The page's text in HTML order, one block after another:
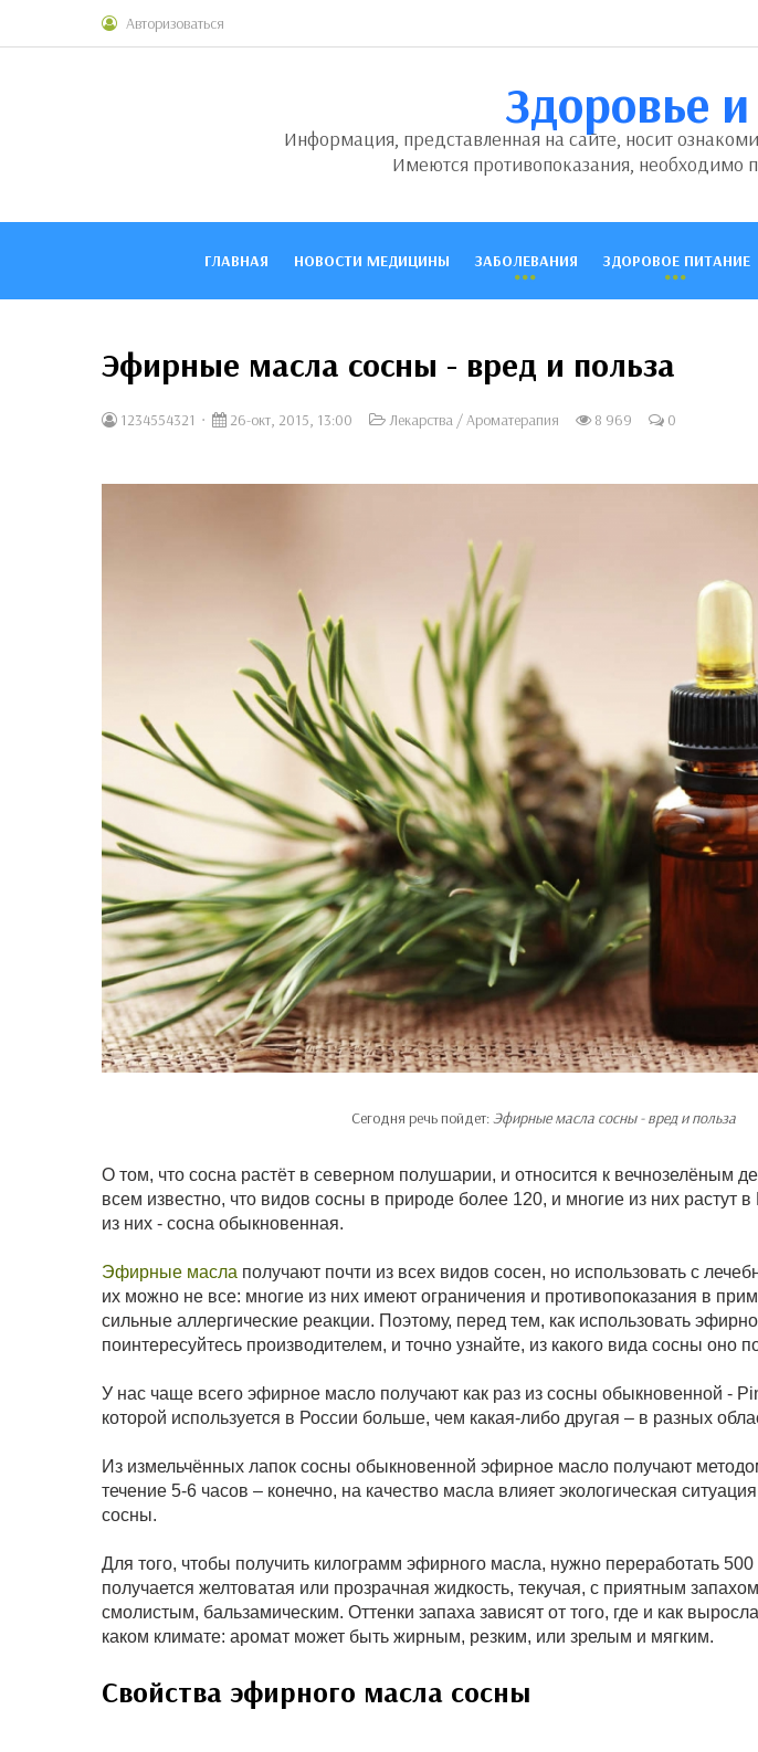
Авторизоваться
Здоровье
Информация, представленная на сайте, носит
Имеются противопоказания, необходимо
ГЛАВНАЯ НОВОСТИ МЕДИЦИНЫ ЗАБОЛЕВАНИЯ ЗДОРОВОЕ ПИТАНИЕ
Эфирные масла сосны - вред и польза
1234554321 26-окт, 2015, 13:00 Лекарства /Ароматерапия 8 969 0
Сегодня речь пойдет:Эфирные масла сосны - вред и польза
О том, что сосна растёт в северном полушарии, и относится к вечнозелёным
всем известно, что видов сосны в природе более 120, и многие из них растут
из них - сосна обыкновенная.
Эфирные масла получают почти из всех видов сосен, но использовать с
их можно не все: многие из них имеют ограничения и противопоказания в
сильные аллергические реакции. Поэтому, перед тем, как использовать
поинтересуйтесь производителем, и точно узнайте, из какого вида сосны оно
У нас чаще всего эфирное масло получают как раз из сосны обыкновенной -
которой используется в России больше, чем какая-либо другая – в разных
Из измельчённых лапок сосны обыкновенной эфирное масло получают
течение 5-6 часов – конечно, на качество масла влияет экологическая
сосны.
Для того, чтобы получить килограмм эфирного масла, нужно переработать 500
получается желтоватая или прозрачная жидкость, текучая, с приятным
смолистым, бальзамическим. Оттенки запаха зависят от того, где и как
каком климате: аромат может быть жирным, резким, или зрелым и мягким.
Свойства эфирного масла сосны